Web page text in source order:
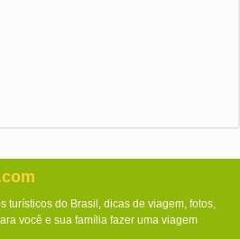
turísticos do Brasil, dicas de viagem, fotos,
você e sua família fazer uma viagem